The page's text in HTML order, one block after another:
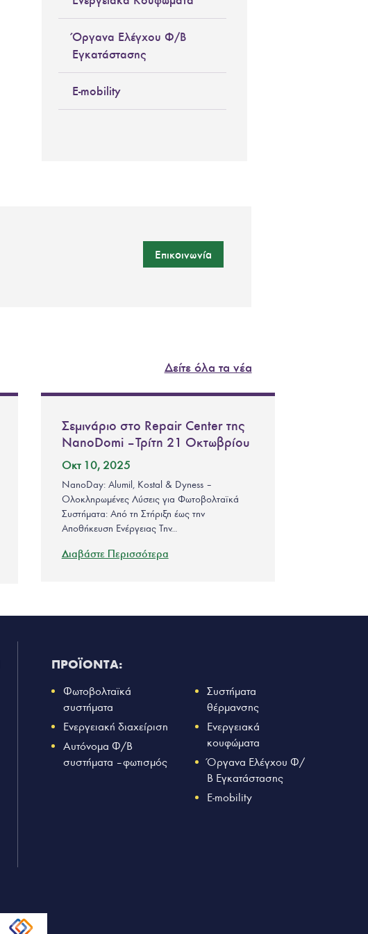
Όργανα Ελέγχου Φ/Β
Εγκατάστασης
E-mobility
Επικοινωνία
Δείτε όλα τα νέα
Σεμινάριο στο Repair Center της
NanoDomi – Τρίτη 21 Οκτωβρίου
Οκτ 10, 2025
NanoDay: Alumil, Kostal & Dyness –
Ολοκληρωμένες Λύσεις για Φωτοβολταϊκά
Συστήματα: Από τη Στήριξη έως την
Αποθήκευση Ενέργειας Την...
Διαβάστε Περισσότερα
ΠΡΟΪΟΝΤΑ:
Φωτοβολταϊκά
συστήματα
Ενεργειακή διαχείριση
Αυτόνομα Φ/Β
συστήματα – φωτισμός
Συστήματα
θέρμανσης
Ενεργειακά
κουφώματα
Όργανα Ελέγχου Φ/
Β Εγκατάστασης
E-mobility